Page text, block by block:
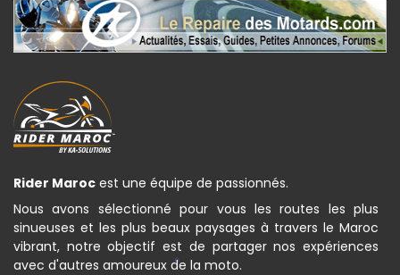
Rider Maroc est une équipe de passionnés.
Nous avons sélectionné pour vous les routes les plus
sinueuses et les plus beaux paysages à travers le Maroc
vibrant, notre objectif est de partager nos expériences
avec d'autres amoureux de la moto.